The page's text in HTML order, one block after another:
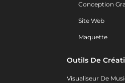
Conception
Site Web
Maquette
Outils De
Visualiseur De